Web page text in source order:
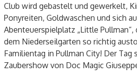
Club wird gebastelt und gewerkelt,
Ponyreiten, Goldwaschen und sich
Abenteuerspielplatz „Little Pullman“,
dem Niederseilgarten so richtig
Familientag in Pullman City! Der
Zaubershow von Doc Magic